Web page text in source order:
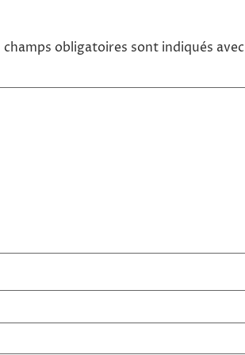
champs obligatoires sont indiqués avec